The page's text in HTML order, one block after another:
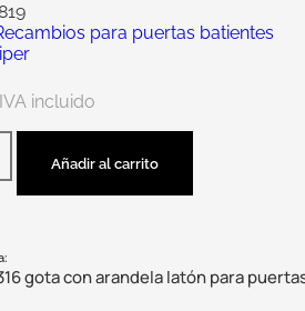
para puertas batientes
IVA incluido
Añadir al carrito
gota con arandela latón para